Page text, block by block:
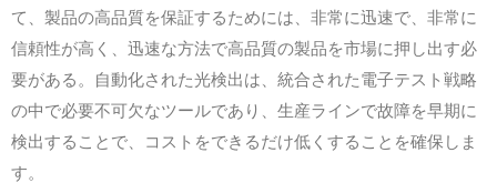
て、製品の高品質を保証するためには、非常に迅速で、非常に
信頼性が高く、迅速な方法で高品質の製品を市場に押し出す必
要がある。自動化された光検出は、統合された電子テスト戦略
の中で必要不可欠なツールであり、生産ラインで故障を早期に
検出することで、コストをできるだけ低くすることを確保しま
す。